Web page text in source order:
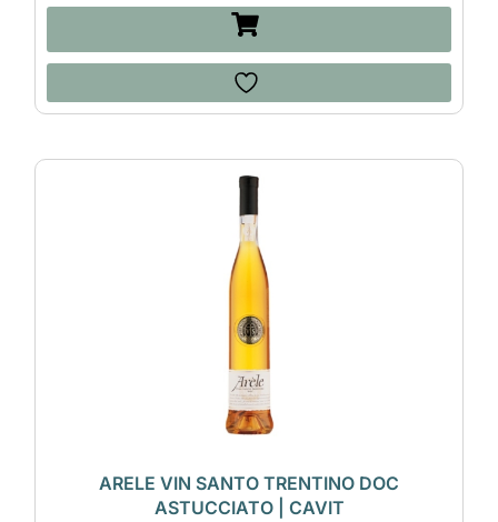
ARELE VIN SANTO TRENTINO DOC
ASTUCCIATO | CAVIT